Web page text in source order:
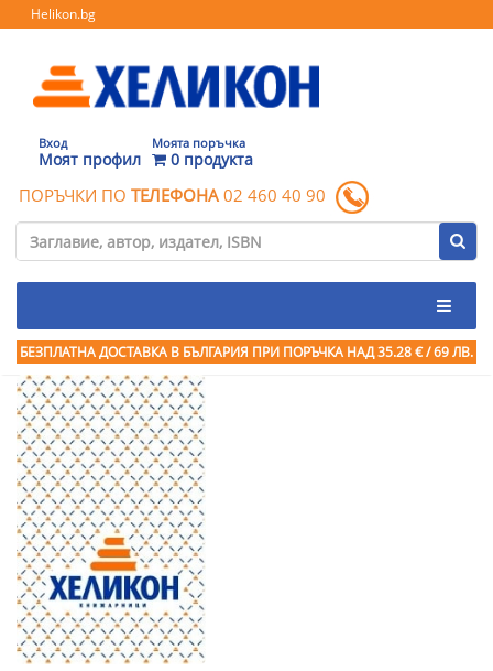
Helikon.bg
Вход
Моят профил
Моята поръчка
0 продукта
ПОРЪЧКИ ПО ТЕЛЕФОНА 02 460 40 90
БЕЗПЛАТНА ДОСТАВКА В БЪЛГАРИЯ ПРИ ПОРЪЧКА НАД 35.28 € / 69 ЛВ.